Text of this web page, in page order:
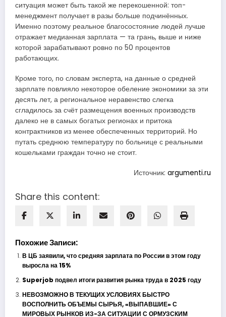
ситуация может быть такой же перекошенной: топ-
менеджмент получает в разы больше подчинённых.
Именно поэтому реальное благосостояние людей лучше
отражает медианная зарплата — та грань, выше и ниже
которой зарабатывают ровно по 50 процентов
работающих.
Кроме того, по словам эксперта, на данные о средней
зарплате повлияло некоторое обеление экономики за эти
десять лет, а региональное неравенство слегка
сгладилось за счёт размещения военных производств
далеко не в самых богатых регионах и притока
контрактников из менее обеспеченных территорий. Но
путать среднюю температуру по больнице с реальными
кошельками граждан точно не стоит.
Источник: argumenti.ru
Share this content:
Похожие Записи:
В ЦБ заявили, что средняя зарплата по России в этом году
выросла на 15%
Superjob подвел итоги развития рынка труда в 2025 году
НЕВОЗМОЖНО В ТЕКУЩИХ УСЛОВИЯХ БЫСТРО
ВОСПОЛНИТЬ ОБЪЕМЫ СЫРЬЯ, «ВЫПАВШИЕ» С
МИРОВЫХ РЫНКОВ ИЗ-ЗА СИТУАЦИИ С ОРМУЗСКИМ